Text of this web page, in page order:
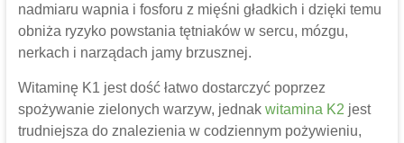
nadmiaru wapnia i fosforu z mięśni gładkich i dzięki temu
obniża ryzyko powstania tętniaków w sercu, mózgu,
nerkach i narządach jamy brzusznej.
Witaminę K1 jest dość łatwo dostarczyć poprzez
spożywanie zielonych warzyw, jednak witamina K2 jest
trudniejsza do znalezienia w codziennym pożywieniu,